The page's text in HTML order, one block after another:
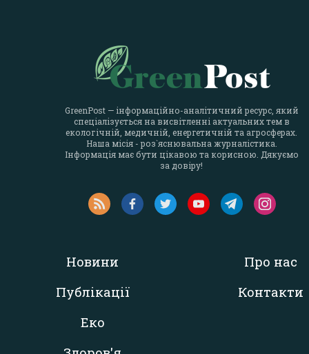
GreenPost — інформаційно-аналітичний ресурс, який
спеціалізується на висвітленні актуальних тем в
екологічній, медичній, енергетичній та агросферах.
Наша місія - роз`яснювальна журналістика.
Інформація має бути цікавою та корисною. Дякуємо
за довіру!
Новини
Публікації
Еко
Про нас
Контакти